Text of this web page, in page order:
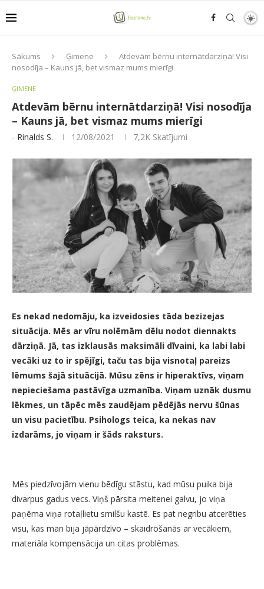
Sākums Ģimene
Atdevām bērnu internātdarziņā! Visi
nosodīja – Kauns jā, bet vismaz mums mierīgi
ĢIMENE
Atdevām bērnu internātdarziņā! Visi nosodīja
– Kauns jā, bet vismaz mums mierīgi
- Rinalds S. 12/08/2021 7,2K Skatījumi
Es nekad nedomāju, ka izveidosies tāda bezizejas
situācija. Mēs ar vīru nolēmām dēlu nodot diennakts
dārziņā. Jā, tas izklausās maksimāli dīvaini, ka labi labi
vecāki uz to ir spējīgi, taču tas bija visnotaļ pareizs
lēmums šajā situācijā. Mūsu zēns ir hiperaktīvs, viņam
nepieciešama pastāvīga uzmanība. Viņam uznāk dusmu
lēkmes, un tāpēc mēs zaudējam pēdējās nervu šūnas
un visu pacietību. Psihologs teica, ka nekas nav
izdarāms, jo viņam ir šāds raksturs.
Mēs piedzīvojām vienu bēdīgu stāstu, kad mūsu puika bija
divarpus gadus vecs. Viņš pārsita meitenei galvu, jo viņa
paņēma viņa rotaļlietu smilšu kastē. Es pat negribu atcerēties
visu, kas man bija jāpārdzīvo – skaidrošanās ar vecākiem,
materiāla kompensācija un citas problēmas.